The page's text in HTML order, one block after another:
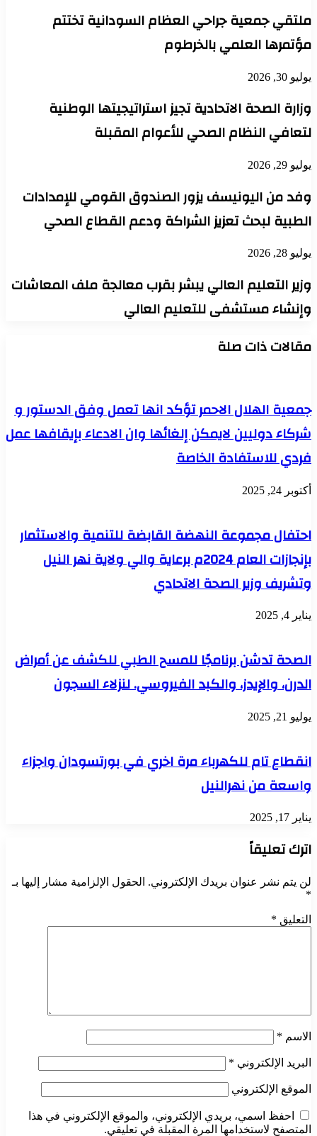
ملتقي جمعية جراحي العظام السودانية تختتم
مؤتمرها العلمي بالخرطوم
يوليو 30, 2026
وزارة الصحة الاتحادية تجيز استراتيجيتها الوطنية
لتعافي النظام الصحي للأعوام المقبلة
يوليو 29, 2026
وفد من اليونيسف يزور الصندوق القومي للإمدادات
الطبية لبحث تعزيز الشراكة ودعم القطاع الصحي
يوليو 28, 2026
وزير التعليم العالي يبشر بقرب معالجة ملف المعاشات
وإنشاء مستشفى للتعليم العالي
مقالات ذات صلة
جمعية الهلال الاحمر تؤكد انها تعمل وفق الدستور و
شركاء دوليين لايمكن إلغائها وان الادعاء بإيقافها عمل
فردي للاستفادة الخاصة
أكتوبر 24, 2025
احتفال مجموعة النهضة القابضة للتنمية والاستثمار
بإنجازات العام 2024م برعاية والي ولاية نهر النيل
وتشريف وزير الصحة الاتحادي
يناير 4, 2025
الصحة تدشن برنامجًا للمسح الطبي للكشف عن أمراض
الدرن، والإيدز، والكبد الفيروسي. لنزلاء السجون
يوليو 21, 2025
انقطاع تام للكهرباء مرة اخري في بورتسودان واجزاء
واسعة من نهرالنيل
يناير 17, 2025
اترك تعليقاً
لن يتم نشر عنوان بريدك الإلكتروني. الحقول الإلزامية مشار إليها بـ
*
التعليق *
الاسم *
البريد الإلكتروني *
الموقع الإلكتروني
احفظ اسمي، بريدي الإلكتروني، والموقع الإلكتروني في هذا
المتصفح لاستخدامها المرة المقبلة في تعليقي.